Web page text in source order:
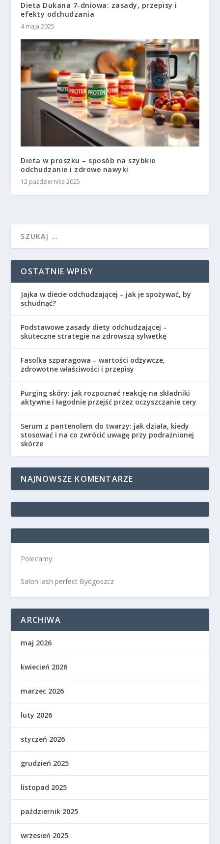
Dieta Dukana 7-dniowa: zasady, przepisy i
efekty odchudzania
4 maja 2025
Dieta w proszku – sposób na szybkie
odchudzanie i zdrowe nawyki
12 października 2025
OSTATNIE WPISY
Jajka w diecie odchudzającej – jak je spożywać, by
schudnąć?
Podstawowe zasady diety odchudzającej –
skuteczne strategie na zdrowszą sylwetkę
Fasolka szparagowa – wartości odżywcze,
zdrowotne właściwości i przepisy
Purging skóry: jak rozpoznać reakcję na składniki
aktywne i łagodnie przejść przez oczyszczanie cery
Serum z pantenolem do twarzy: jak działa, kiedy
stosować i na co zwrócić uwagę przy podrażnionej
skórze
NAJNOWSZE KOMENTARZE
Polecamy:
Salon lash perfect Bydgoszcz
ARCHIWA
maj 2026
kwiecień 2026
marzec 2026
luty 2026
styczeń 2026
grudzień 2025
listopad 2025
październik 2025
wrzesień 2025